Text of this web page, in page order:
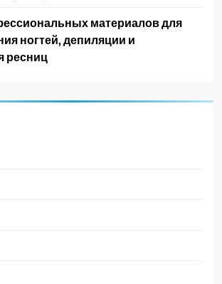
материалов для
ногтей, депиляции и
ресниц